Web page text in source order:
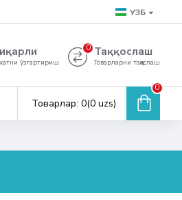
УЗБ
ўзгартириш
Таққослаш
Товарларни таққослаш
0
Товарлар: 0(0 uzs)
0